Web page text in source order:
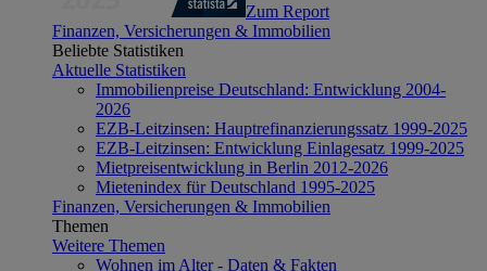
Zum Report
Finanzen, Versicherungen & Immobilien
Beliebte Statistiken
Aktuelle Statistiken
Immobilienpreise Deutschland: Entwicklung 2004-
2026
EZB-Leitzinsen: Hauptrefinanzierungssatz 1999-2025
EZB-Leitzinsen: Entwicklung Einlagesatz 1999-2025
Mietpreisentwicklung in Berlin 2012-2026
Mietenindex für Deutschland 1995-2025
Finanzen, Versicherungen & Immobilien
Themen
Weitere Themen
Wohnen im Alter - Daten & Fakten